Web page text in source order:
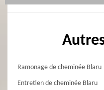
Ramonage de cheminée Blaru
Entretien de cheminée Blaru